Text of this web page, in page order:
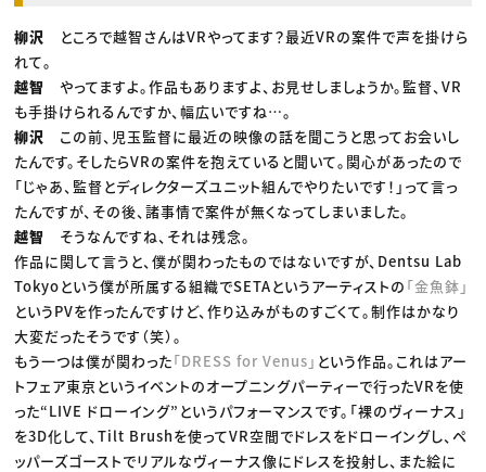
柳沢 ところで越智さんはVRやってます？最近VRの案件で声を掛けら
れて。
越智やってますよ。作品もありますよ、お見せしましょうか。監督、VR
も手掛けられるんですか、幅広いですね…。
柳沢 この前、児玉監督に最近の映像の話を聞こうと思ってお会いし
たんです。そしたらVRの案件を抱えていると聞いて。関心があったので
「じゃあ、監督とディレクターズユニット組んでやりたいです！」って言っ
たんですが、その後、諸事情で案件が無くなってしまいました。
越智 そうなんですね、それは残念。
作品に関して言うと、僕が関わったものではないですが、Dentsu Lab
Tokyoという僕が所属する組織でSETAというアーティストの 「金魚鉢」
というPVを作ったんですけど、作り込みがものすごくて。制作はかなり
大変だったそうです（笑）。
もう一つは僕が関わった「DRESS for Venus」 という作品。これはアー
トフェア東京というイベントのオープニングパーティーで行ったVRを使
った“LIVE ドローイング”というパフォーマンスです。「裸のヴィーナス」
を3D化して、Tilt Brushを使ってVR空間でドレスをドローイングし、ペ
ッパーズゴーストでリアルなヴィーナス像にドレスを投射し、また絵に